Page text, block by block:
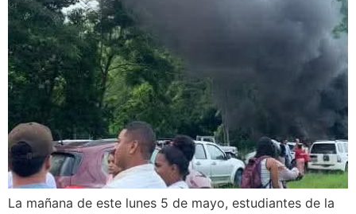
La mañana de este lunes 5 de mayo, estudiantes de la